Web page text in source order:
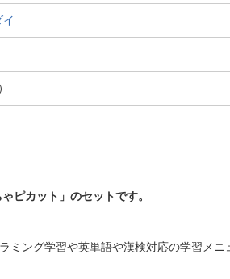
ピカット」のセットです。
ミング学習や英単語や漢検対応の学習メニ